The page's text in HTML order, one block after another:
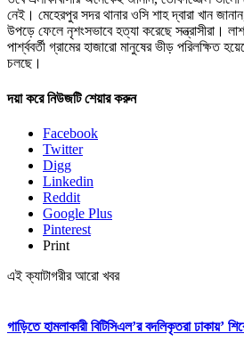
নেই। মেহেরপুর সদর থানার ওসি শাহ দ্বারা খান
উপড়ে ফেলে নৃশংসভাবে হত্যা করেছে সন্ত্রাসীরা।
পার্শ্ববর্তী গ্রামের হাজারো মানুষের ভীড় পরিলক্ষিত
চলছে।
দয়া করে নিউজটি শেয়ার করুন
Facebook
Twitter
Digg
Linkedin
Reddit
Google Plus
Pinterest
Print
এই ক্যাটাগরীর আরো খবর
গাড়িতে হামলাকারী বিটিসিএল’র বদলিকৃতরা ঢাকায়’